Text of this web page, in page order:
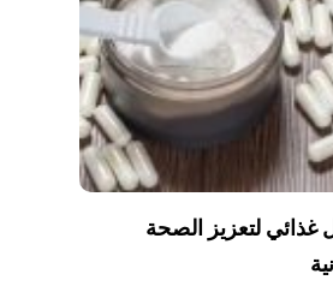
لتعزيز الصحة